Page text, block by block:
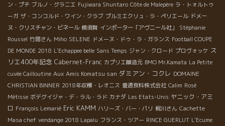
ン・プチ ブルノ・グラニエ Fujiwara Shuntaro Côte de Malepère ラ・トォルトゥ
ーガ ザ・コンコルド・ワイン・クラブ プルミエクリュ・ラ・ペリエール ドメー
ヌ・クリスチャン・ビネール 横須賀 インポーター「アヴニール社」
Stéphanie
Roussel 竹間さん Miho SELENE ドメーヌ・ドゥ・ラ・ガランス Football COUPE
DE MONDE 2018 L'Echappee belle Sans Temps ジャン・クロード プロヴォッケ ス
リエ400年記念 Cabernet-Franc カプリエ醸造元 BMO Mr.Kamata La Petite
cuvée Cailloutine Aux Amis Komatsu san ダミアン・コクレ DOMAINE
CHRISTIAN BINNER 2018年収穫・レオニス 豊通食料株式会社 Calim Rosé
Métisse ボデグイジャ・デ・ラル・ラド カナダ Les Etats-Unis ヤニック・アミ
ロ François Lemarié Eric KAMM ハリーズ・バー・パリ 梶川さん Cachette
Masa chef vendange 2018 Lapalu フランス・ツアー RINCE GUERLUT L'Ecume